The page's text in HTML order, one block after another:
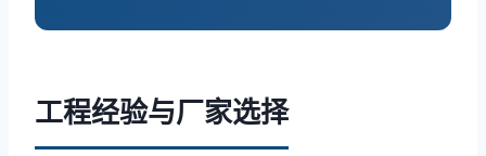
工程经验与厂家选择